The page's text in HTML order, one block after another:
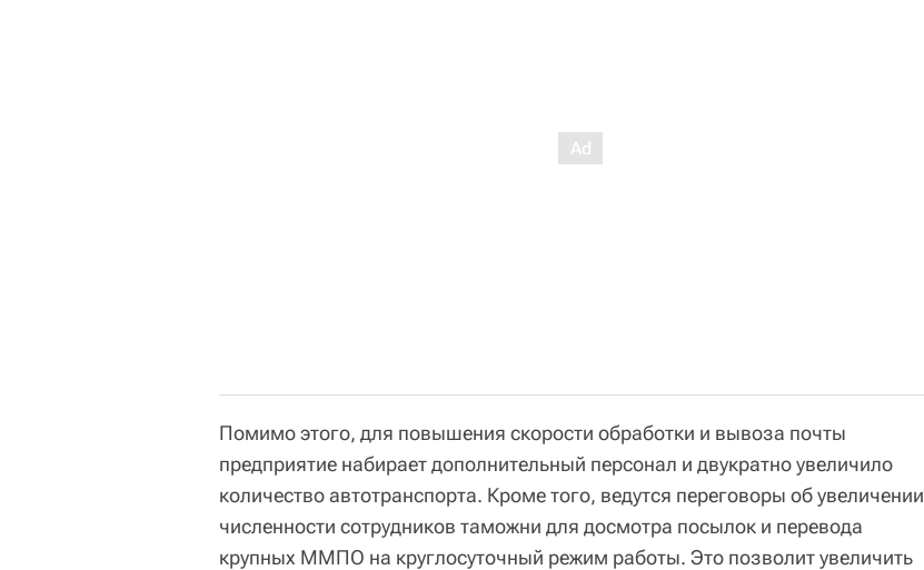
Помимо этого, для повышения скорости обработки и вывоза почты
предприятие набирает дополнительный персонал и двукратно увеличило
количество автотранспорта. Кроме того, ведутся переговоры об увеличении
численности сотрудников таможни для досмотра посылок и перевода
крупных ММПО на круглосуточный режим работы. Это позволит увеличить